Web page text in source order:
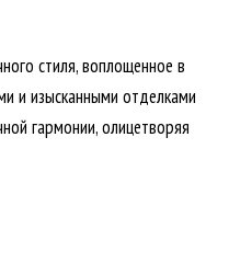
стиля, воплощенное в
и изысканными отделками
гармонии, олицетворяя